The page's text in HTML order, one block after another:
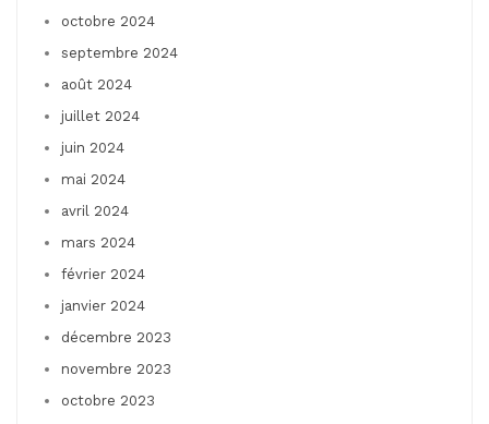
octobre 2024
septembre 2024
août 2024
juillet 2024
juin 2024
mai 2024
avril 2024
mars 2024
février 2024
janvier 2024
décembre 2023
novembre 2023
octobre 2023